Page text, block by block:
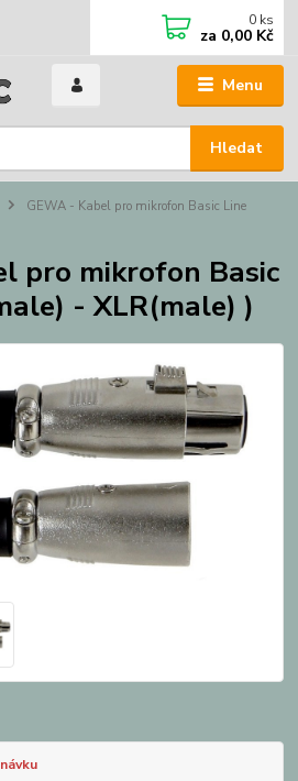
Menu
Hledat
0 ks
za 0,00 Kč
GEWA - Kabel pro mikrofon Basic Line
pro mikrofon Basic
- XLR(male) )